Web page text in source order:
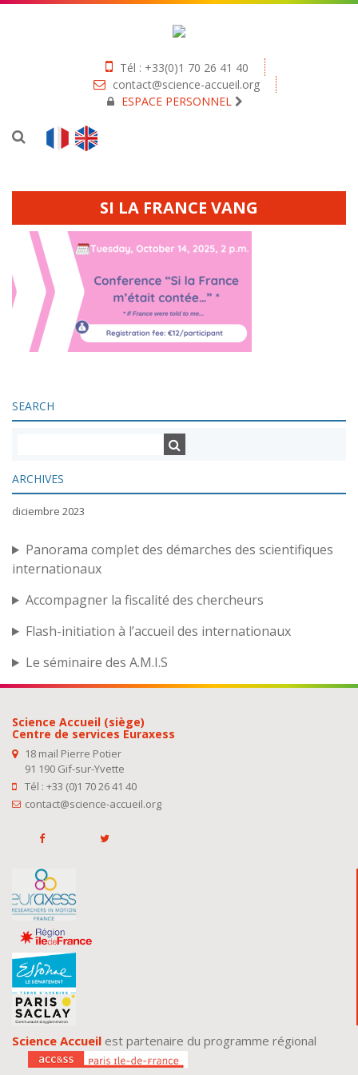
Tél : +33(0)1 70 26 41 40
contact@science-accueil.org
ESPACE PERSONNEL
SI LA FRANCE VANG
SEARCH
ARCHIVES
diciembre 2023
Panorama complet des démarches des scientifiques
internationaux
Accompagner la fiscalité des chercheurs
Flash-initiation à l’accueil des internationaux
Le séminaire des A.M.I.S
Science Accueil (siège)
Centre de services Euraxess
18 mail Pierre Potier
91 190 Gif-sur-Yvette
Tél : +33 (0)1 70 26 41 40
contact@science-accueil.org
Science Accueil est partenaire du programme régional